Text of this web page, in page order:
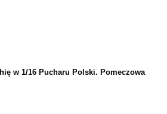
w 1/16 Pucharu Polski. Pomeczowa